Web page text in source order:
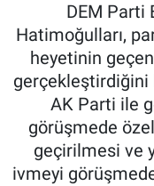
DEM Parti
Hatimoğulları,
heyetinin
gerçekleştirdiğini
AK Parti ile
görüşmede
geçirilmesi ve
ivmeyi